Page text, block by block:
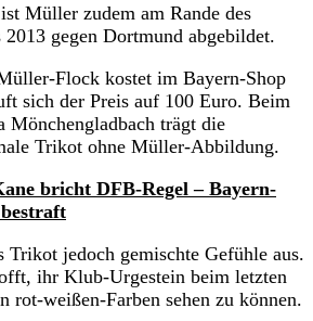
Müller zudem am Rande des
gegen Dortmund abgebildet.
Flock kostet im Bayern-Shop
sich der Preis auf 100 Euro. Beim
Mönchengladbach trägt die
Trikot ohne Müller-Abbildung.
bricht DFB-Regel – Bayern-
Trikot jedoch gemischte Gefühle aus.
ihr Klub-Urgestein beim letzten
rot-weißen-Farben sehen zu können.